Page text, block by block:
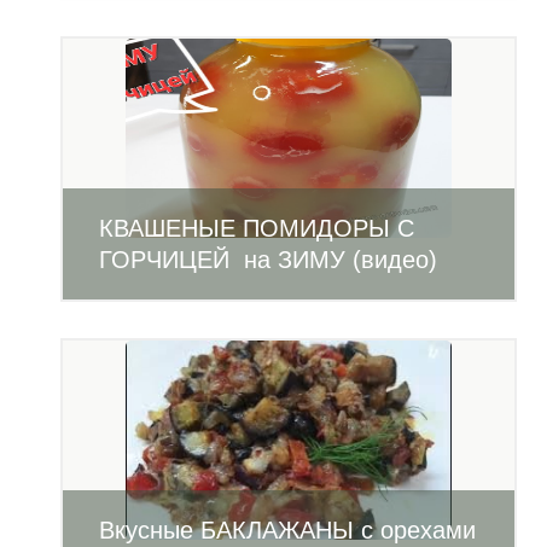
КВАШЕНЫЕ ПОМИДОРЫ С
ГОРЧИЦЕЙ на ЗИМУ (видео)
Вкусные БАКЛАЖАНЫ с орехами